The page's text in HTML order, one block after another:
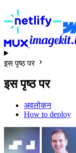
इस पृष्ठ पर
इस पृष्ठ पर
अवलोकन
How to deploy